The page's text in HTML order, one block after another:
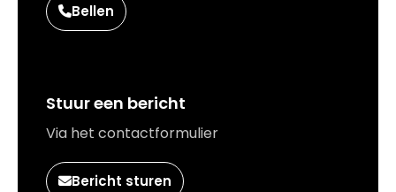
Bellen
Stuur een bericht
Via het contactformulier
Bericht sturen